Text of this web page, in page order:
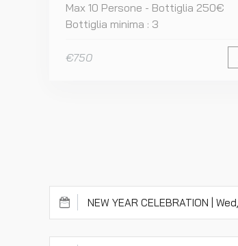
Max 10 Persone - Bottiglia 250€
Bottiglia minima : 3
€750